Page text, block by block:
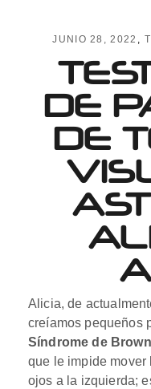
JUNIO 28, 2022
DE
DE
Alicia, de
creíamos pequeños
Síndrome de Brown
que le impide mover
ojos a la izquierda;